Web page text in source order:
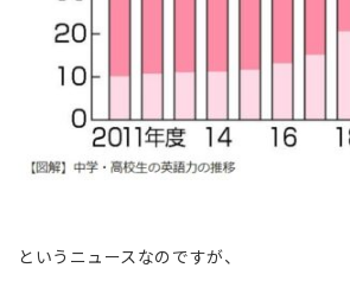
というニュースなのですが、